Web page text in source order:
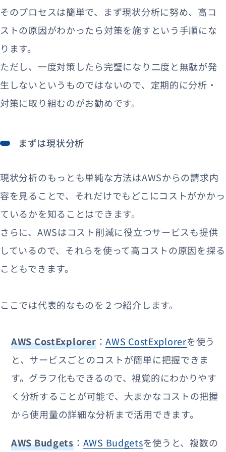
そのプロセスは簡単で、まず現状分析に努め、高コ
ストの原因がわかったら対策を施すという手順にな
ります。
ただし、一度対策したら完璧になり二度と無駄が発
生しないというものではないので、定期的に分析・
対策に取り組むのがお勧めです。
まずは現状分析
現状分析のもっとも単純な方法はAWSからの請求内
容を見ることで、それだけでもどこにコストがかかっ
ているかを知ることはできます。
さらに、AWSはコスト削減に役立つサービスも提供
しているので、それらを使って高コストの原因を探る
こともできます。
ここでは代表的なものを２つ紹介します。
AWS CostExplorer：AWS CostExplorerを使う
と、サービスごとのコストが簡単に把握できま
す。グラフ化もできるので、視覚的にわかりやす
く分析することが可能で、大まかなコストの把握
から使用量の詳細な分析まで活用できます。
AWS Budgets： AWS Budgetsを使うと、複数の